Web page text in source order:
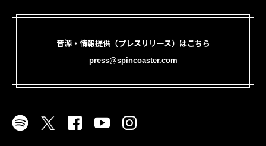
音源・情報提供（プレスリリース）はこちら
press@spincoaster.com